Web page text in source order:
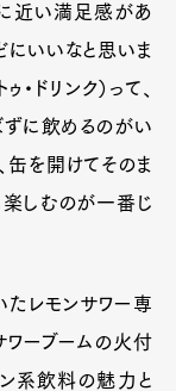
近い満足感があ
にいいなと思いま
・ドリンク）って、
ずに飲めるのがい
缶を開けてそのま
楽しむのが一番じ
レモンサワー専
ワーブームの火付
ン系飲料の魅力と